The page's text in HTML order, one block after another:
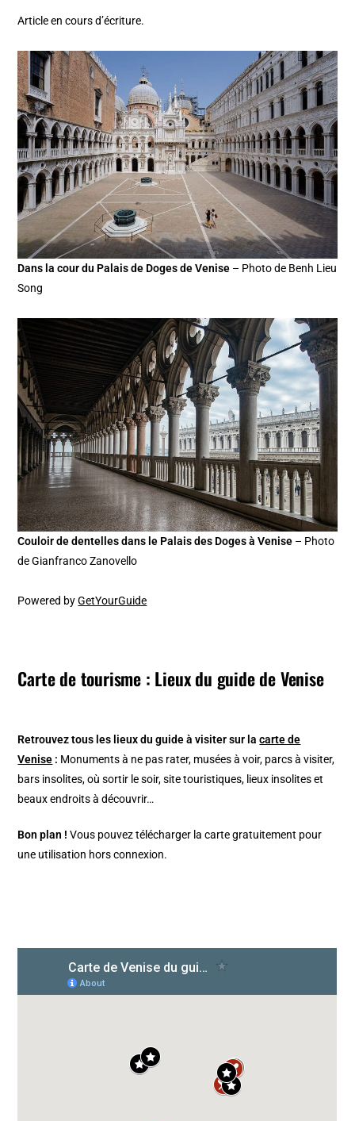
Article en cours d’écriture.
Dans la cour du Palais de Doges de Venise – Photo de Benh Lieu
Song
Couloir de dentelles dans le Palais des Doges à Venise – Photo
de Gianfranco Zanovello
Powered byGetYourGuide
Carte de tourisme : Lieux du guide de Venise
Retrouvez tous les lieux du guide à visiter sur lacarte de
Venise : Monuments à ne pas rater, musées à voir, parcs à visiter,
bars insolites, où sortir le soir, site touristiques, lieux insolites et
beaux endroits à découvrir…
Bon plan ! Vous pouvez télécharger la carte gratuitement pour
une utilisation hors connexion.